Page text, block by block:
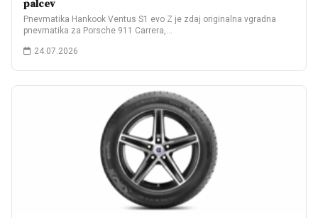
palcev
Pnevmatika Hankook Ventus S1 evo Z je zdaj originalna vgradna
pnevmatika za Porsche 911 Carrera,…
24.07.2026